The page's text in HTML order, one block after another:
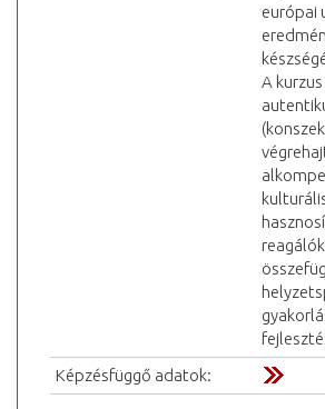
európai
A
Képzésfüggő adatok: